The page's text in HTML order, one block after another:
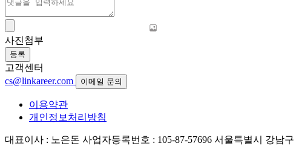
사진첨부
등록
고객센터
cs@linkareer.com
이메일 문의
이용약관
개인정보처리방침
대표이사 : 노은돈 사업자등록번호 : 105-87-57696 서울특별시 강남구